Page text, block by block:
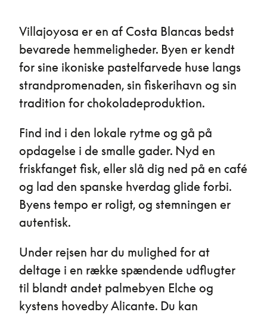
Villajoyosa er en af Costa Blancas bedst
bevarede hemmeligheder. Byen er kendt
for sine ikoniske pastelfarvede huse langs
strandpromenaden, sin fiskerihavn og sin
tradition for chokoladeproduktion.
Find ind i den lokale rytme og gå på
opdagelse i de smalle gader. Nyd en
friskfanget fisk, eller slå dig ned på en café
og lad den spanske hverdag glide forbi.
Byens tempo er roligt, og stemningen er
autentisk.
Under rejsen har du mulighed for at
deltage i en række spændende udflugter
til blandt andet palmebyen Elche og
kystens hovedby Alicante. Du kan